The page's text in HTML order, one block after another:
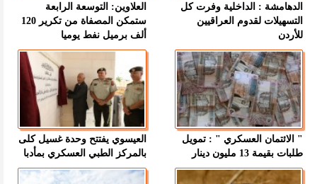
الدهامشة : الداخلية وفرت كل
التسهيلات لقدوم العراقيين
للأردن
العلاوين: التوسعة الرابعة
ستمكن المصفاة من تكرير 120
ألف برميل نفط يوميا
" الائتمان العسكري " : تمويل
طلبات بقيمة 13 مليون دينار
العيسوي يفتتح وحدة غسيل كلى
بالمركز الطبي العسكري بمأدبا